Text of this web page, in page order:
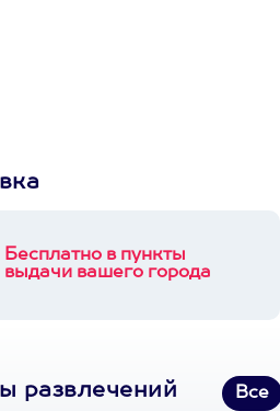
Бесплатно в пункты
выдачи вашего города
развлечений Все